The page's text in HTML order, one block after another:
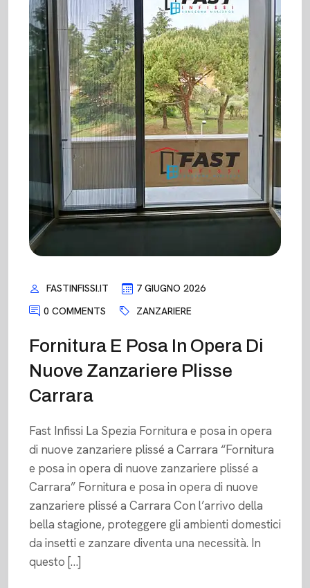
FASTINFISSI.IT
7 GIUGNO 2026
0 COMMENTS
ZANZARIERE
Fornitura E Posa In Opera Di
Nuove Zanzariere Plisse
Carrara
Fast Infissi La Spezia Fornitura e posa in opera
di nuove zanzariere plissé a Carrara “Fornitura
e posa in opera di nuove zanzariere plissé a
Carrara” Fornitura e posa in opera di nuove
zanzariere plissé a Carrara Con l’arrivo della
bella stagione, proteggere gli ambienti domestici
da insetti e zanzare diventa una necessità. In
questo […]